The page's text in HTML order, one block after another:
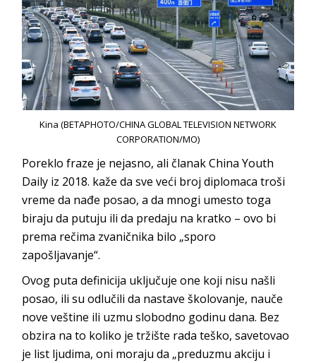
Kina (BETAPHOTO/CHINA GLOBAL TELEVISION NETWORK
CORPORATION/MO)
Poreklo fraze je nejasno, ali članak China Youth
Daily iz 2018. kaže da sve veći broj diplomaca troši
vreme da nađe posao, a da mnogi umesto toga
biraju da putuju ili da predaju na kratko – ovo bi
prema rečima zvaničnika bilo „sporo
zapošljavanje“.
Ovog puta definicija uključuje one koji nisu našli
posao, ili su odlučili da nastave školovanje, nauče
nove veštine ili uzmu slobodno godinu dana. Bez
obzira na to koliko je tržište rada teško, savetovao
je list ljudima, oni moraju da „preduzmu akciju i